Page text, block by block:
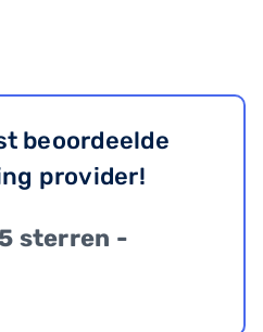
beoordeelde
provider!
sterren -